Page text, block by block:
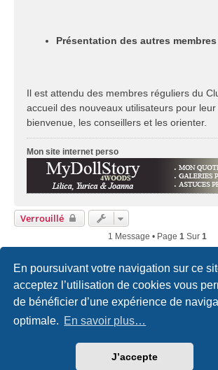
En poursuivant votre navigation sur ce
acceptez l’utilisation de cookies vous
de bénéficier d’une expérience de
optimale. En savoir plus…
J’accepte
Présentation des autres membres
Il est attendu des membres réguliers du
accueil des nouveaux utilisateurs pour
bienvenue, les conseillers et les orienter.
Mon site internet perso
Verrouillé
1 Message • Page 1Sur 1
Nous contacter
Traduction française officielle
created by INVENTEA & v12mike